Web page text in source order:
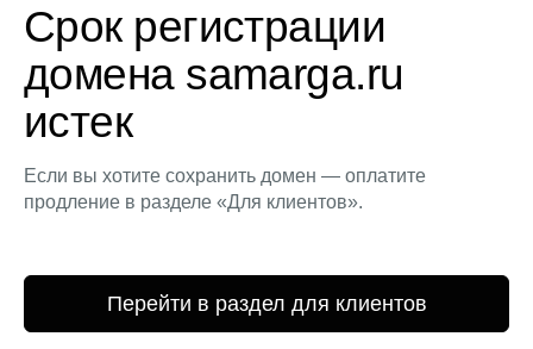
Срок регистрации
домена samarga.ru
истек
Если вы хотите сохранить домен — оплатите
продление в разделе «Для клиентов».
Перейти в раздел для клиентов